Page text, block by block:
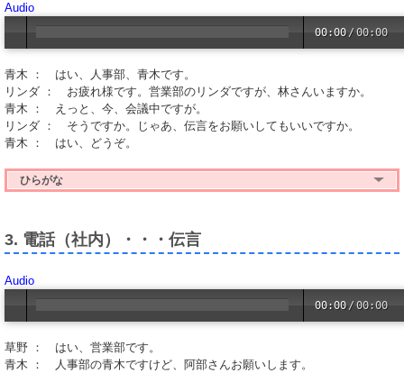
Audio
00:00 /00:00
青木 ： はい、人事部、青木です。
リンダ ： お疲れ様です。営業部のリンダですが、林さんいますか。
青木 ： えっと、今、会議中ですが。
リンダ ： そうですか。じゃあ、伝言をお願いしてもいいですか。
青木 ： はい、どうぞ。
ひらがな
3. 電話（社内）・・・伝言
Audio
00:00 /00:00
草野 ： はい、営業部です。
青木 ： 人事部の青木ですけど、阿部さんお願いします。